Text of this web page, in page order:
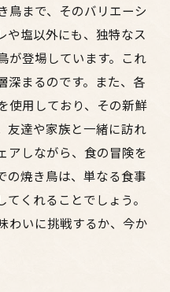
鳥まで、そのバリエーシ
や塩以外にも、独特なス
が登場しています。これ
深まるのです。また、各
使用しており、その新鮮
友達や家族と一緒に訪れ
アしながら、食の冒険を
の焼き鳥は、単なる食事
くれることでしょう。
わいに挑戦するか、今か